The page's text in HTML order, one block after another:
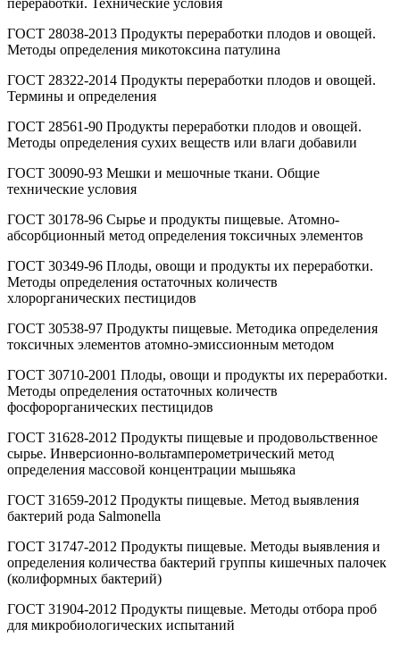
ГОСТ 28038-2013 Продукты переработки плодов и овощей.
Методы определения микотоксина патулина
ГОСТ 28322-2014 Продукты переработки плодов и овощей.
Термины и определения
ГОСТ 28561-90 Продукты переработки плодов и овощей.
Методы определения сухих веществ или влаги добавили
ГОСТ 30090-93 Мешки и мешочные ткани. Общие
технические условия
ГОСТ 30178-96 Сырье и продукты пищевые. Атомно-
абсорбционный метод определения токсичных элементов
ГОСТ 30349-96 Плоды, овощи и продукты их переработки.
Методы определения остаточных количеств
хлорорганических пестицидов
ГОСТ 30538-97 Продукты пищевые. Методика определения
токсичных элементов атомно-эмиссионным методом
ГОСТ 30710-2001 Плоды, овощи и продукты их переработки.
Методы определения остаточных количеств
фосфорорганических пестицидов
ГОСТ 31628-2012 Продукты пищевые и продовольственное
сырье. Инверсионно-вольтамперометрический метод
определения массовой концентрации мышьяка
ГОСТ 31659-2012 Продукты пищевые. Метод выявления
бактерий рода Salmonella
ГОСТ 31747-2012 Продукты пищевые. Методы выявления и
определения количества бактерий группы кишечных палочек
(колиформных бактерий)
ГОСТ 31904-2012 Продукты пищевые. Методы отбора проб
для микробиологических испытаний